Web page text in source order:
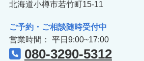
北海道小樽市若竹町15-11
ご予約・ご相談随時受付中
営業時間： 平日9:00~17:00
080-3290-5312